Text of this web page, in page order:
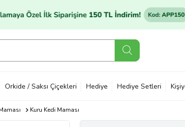
Orkide / Saksı Çiçekleri Hediye Hediye Setleri
Kuru Kedi Maması